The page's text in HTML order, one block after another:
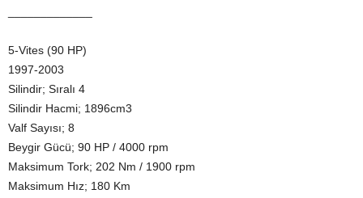
5-Vites (90 HP)
1997-2003
Silindir; Sıralı 4
Silindir Hacmi; 1896cm3
Valf Sayısı; 8
Beygir Gücü; 90 HP / 4000 rpm
Maksimum Tork; 202 Nm / 1900 rpm
Maksimum Hız; 180 Km